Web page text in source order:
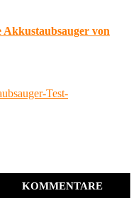
von
KOMMENTARE